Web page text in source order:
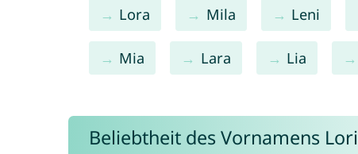
Lora Mila Leni
Mia Lara Lia
Beliebtheit des Vornamens Lori